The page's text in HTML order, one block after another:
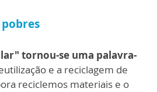
tornou-se uma palavra-
e a reciclagem de
reciclemos materiais e o